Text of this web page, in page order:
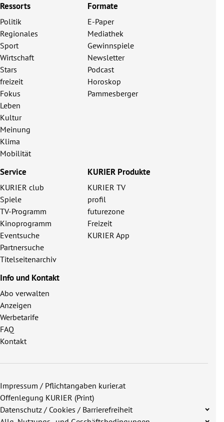
Ressorts
Politik
Regionales
Sport
Wirtschaft
Stars
freizeit
Fokus
Leben
Kultur
Meinung
Klima
Mobilität
Formate
E-Paper
Mediathek
Gewinnspiele
Newsletter
Podcast
Horoskop
Pammesberger
Service
KURIER club
Spiele
TV-Programm
Kinoprogramm
Eventsuche
Partnersuche
Titelseitenarchiv
KURIER Produkte
KURIER TV
profil
futurezone
Freizeit
KURIER App
Info und Kontakt
Abo verwalten
Anzeigen
Werbetarife
FAQ
Kontakt
Impressum / Pflichtangaben kurier.at
Offenlegung KURIER (Print)
Datenschutz / Cookies / Barrierefreiheit